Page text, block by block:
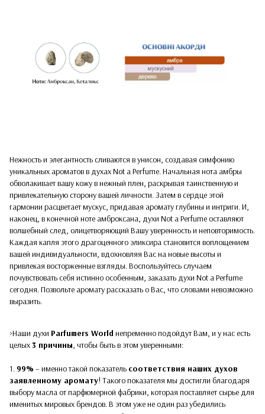
Нежность и элегантность сливаются в унисон, создавая симфонию
уникальных ароматов в духах Not a Perfume. Начальная нота амбры
обволакивает вашу кожу в нежный плен, раскрывая таинственную и
привлекательную сторону вашей личности. Затем в сердце этой
гармонии расцветает мускус, придавая аромату глубины и интриги. И,
наконец, в конечной ноте амброксана, духи Not a Perfume оставляют
волшебный след, олицетворяющий Вашу уверенность и неповторимость.
Каждая капля этого драгоценного эликсира становится воплощением
вашей индивидуальности, вдохновляя Вас на новые высоты и
привлекая восторженные взгляды. Воспользуйтесь случаем
почувствовать себя истинно особенным, заказать духи Not a Perfume
сегодня. Позвольте аромату рассказать о Вас, что словами невозможно
выразить.
>Наши духи Parfumers World непременно подойдут Вам, и у нас есть
целых3 причины, чтобы быть в этом уверенными:
1. 99% – именно такой показатель соответствия наших духов
заявленному аромату! Такого показателя мы достигли благодаря
выбору масла от парфюмерной фабрики, которая поставляет сырье для
именитых мировых брендов. В этом уже не один раз убедились